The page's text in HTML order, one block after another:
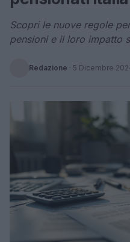
Scopri le nuove regole
pensioni e il loro impatto
Redazione · 5 Dicembre